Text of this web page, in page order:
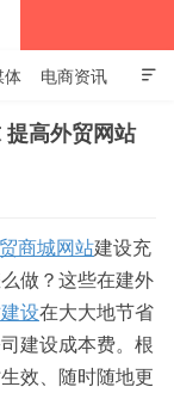

体 电商资讯
高外贸网站
商城网站建设充
做？这些在建外
设在大大地节省
建设成本费。根
效、随时随地更